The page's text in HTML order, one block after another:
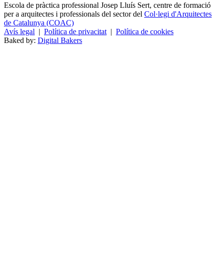
Escola de pràctica professional Josep Lluís Sert, centre de formació
per a arquitectes i professionals del sector del Col·legi d'Arquitectes
de Catalunya (COAC)
Avís legal | Política de privacitat | Política de cookies
Baked by: Digital Bakers